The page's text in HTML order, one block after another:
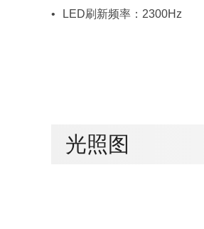
LED刷新频率：2300Hz
光照图